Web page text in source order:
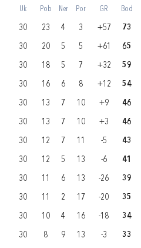
Uk Pob Ner Por GR Bod
30 23 4 3 +57 73
30 20 5 5 +61 65
30 18 5 7 +32 59
30 16 6 8 +12 54
30 13 7 10 +9 46
30 13 7 10 +3 46
30 12 7 11 -5 43
30 12 5 13 -6 41
30 11 6 13 -26 39
30 11 2 17 -20 35
30 10 4 16 -18 34
30 8 9 13 -3 33